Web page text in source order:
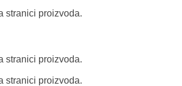
stranici proizvoda.
stranici proizvoda.
stranici proizvoda.